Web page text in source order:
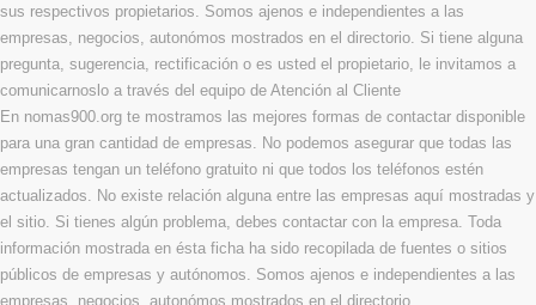
sus respectivos propietarios. Somos ajenos e independientes a las
empresas, negocios, autonómos mostrados en el directorio. Si tiene alguna
pregunta, sugerencia, rectificación o es usted el propietario, le invitamos a
comunicarnoslo a través del equipo de Atención al Cliente
En nomas900.org te mostramos las mejores formas de contactar disponible
para una gran cantidad de empresas. No podemos asegurar que todas las
empresas tengan un teléfono gratuito ni que todos los teléfonos estén
actualizados. No existe relación alguna entre las empresas aquí mostradas y
el sitio. Si tienes algún problema, debes contactar con la empresa. Toda
información mostrada en ésta ficha ha sido recopilada de fuentes o sitios
públicos de empresas y autónomos. Somos ajenos e independientes a las
empresas, negocios, autonómos mostrados en el directorio.